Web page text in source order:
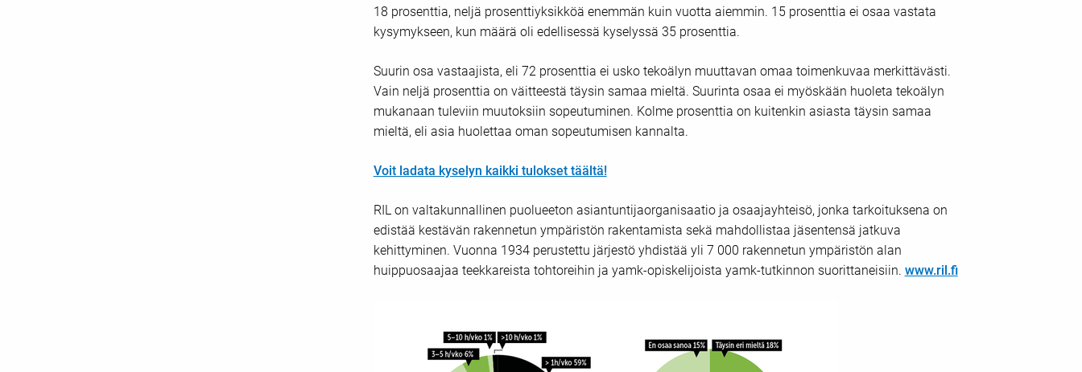
18 prosenttia, neljä prosenttiyksikköä enemmän kuin vuotta aiemmin. 15 prosenttia ei osaa vastata
kysymykseen, kun määrä oli edellisessä kyselyssä 35 prosenttia.
Suurin osa vastaajista, eli 72 prosenttia ei usko tekoälyn muuttavan omaa toimenkuvaa merkittävästi.
Vain neljä prosenttia on väitteestä täysin samaa mieltä. Suurinta osaa ei myöskään huoleta tekoälyn
mukanaan tuleviin muutoksiin sopeutuminen. Kolme prosenttia on kuitenkin asiasta täysin samaa
mieltä, eli asia huolettaa oman sopeutumisen kannalta.
Voit ladata kyselyn kaikki tulokset täältä!
RIL on valtakunnallinen puolueeton asiantuntijaorganisaatio ja osaajayhteisö, jonka tarkoituksena on
edistää kestävän rakennetun ympäristön rakentamista sekä mahdollistaa jäsentensä jatkuva
kehittyminen. Vuonna 1934 perustettu järjestö yhdistää yli 7 000 rakennetun ympäristön alan
huippuosaajaa teekkareista tohtoreihin ja yamk-opiskelijoista yamk-tutkinnon suorittaneisiin. www.ril.fi